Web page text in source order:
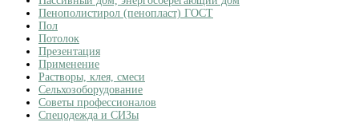
Пенополистирол (пенопласт) ГОСТ
Пол
Потолок
Презентация
Применение
Растворы, клея, смеси
Сельхозоборудование
Советы профессионалов
Спецодежда и СИЗы